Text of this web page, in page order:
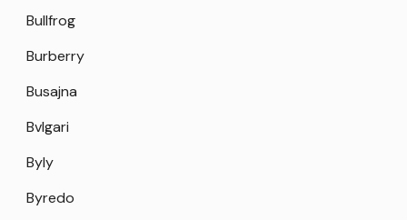
Bullfrog
Burberry
Busajna
Bvlgari
Byly
Byredo